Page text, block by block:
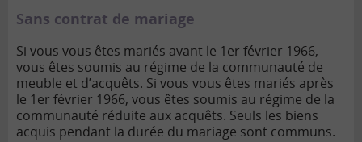
Sans contrat de mariage
Si vous vous êtes mariés avant le 1er février 1966,
vous êtes soumis au régime de la communauté de
meuble et d’acquêts. Si vous vous êtes mariés après
le 1er février 1966, vous êtes soumis au régime de la
communauté réduite aux acquêts. Seuls les biens
acquis pendant la durée du mariage sont communs.